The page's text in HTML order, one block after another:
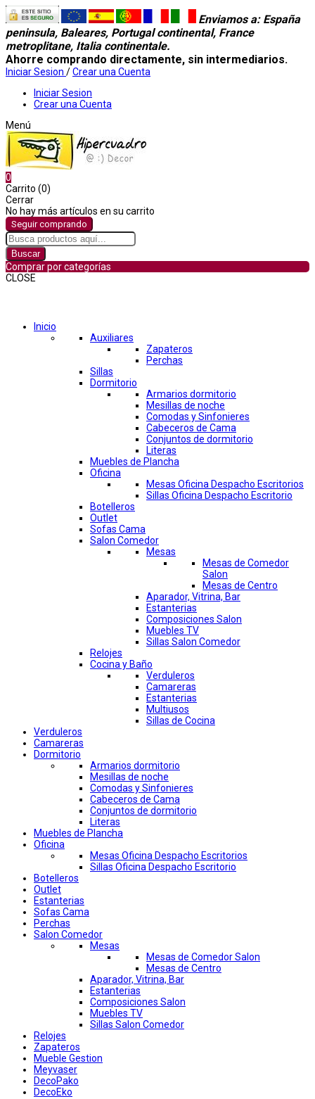
Enviamos a: España
peninsula, Baleares, Portugal continental, France
metroplitane, Italia continentale.
Ahorre comprando directamente, sin intermediarios.
Iniciar Sesion /Crear una Cuenta
Iniciar Sesion
Crear una Cuenta
Menú
0
Carrito (0)
Cerrar
No hay más artículos en su carrito
Seguir comprando
Buscar
Comprar por categorías
CLOSE
Inicio
Auxiliares
Zapateros
Perchas
Sillas
Dormitorio
Armarios dormitorio
Mesillas de noche
Comodas y Sinfonieres
Cabeceros de Cama
Conjuntos de dormitorio
Literas
Muebles de Plancha
Oficina
Mesas Oficina Despacho Escritorios
Sillas Oficina Despacho Escritorio
Botelleros
Outlet
Sofas Cama
Salon Comedor
Mesas
Mesas de Comedor
Salon
Mesas de Centro
Aparador, Vitrina, Bar
Estanterias
Composiciones Salon
Muebles TV
Sillas Salon Comedor
Relojes
Cocina y Baño
Verduleros
Camareras
Estanterias
Multiusos
Sillas de Cocina
Verduleros
Camareras
Dormitorio
Armarios dormitorio
Mesillas de noche
Comodas y Sinfonieres
Cabeceros de Cama
Conjuntos de dormitorio
Literas
Muebles de Plancha
Oficina
Mesas Oficina Despacho Escritorios
Sillas Oficina Despacho Escritorio
Botelleros
Outlet
Estanterias
Sofas Cama
Perchas
Salon Comedor
Mesas
Mesas de Comedor Salon
Mesas de Centro
Aparador, Vitrina, Bar
Estanterias
Composiciones Salon
Muebles TV
Sillas Salon Comedor
Relojes
Zapateros
Mueble Gestion
Meyvaser
DecoPako
DecoEko